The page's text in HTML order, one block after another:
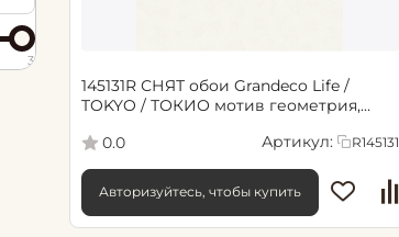
145131R СНЯТ обои Grandeco Life /
TOKYO / ТОКИО мотив геометрия,
0.0
Артикул: R145131
Авторизуйтесь, чтобы купить
3